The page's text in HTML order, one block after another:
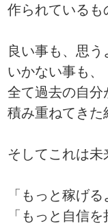
作られているも
良い事も、思う
いかない事も、
全て過去の自分
積み重ねてきた
そしてこれは未
「もっと稼げ
「もっと自信を